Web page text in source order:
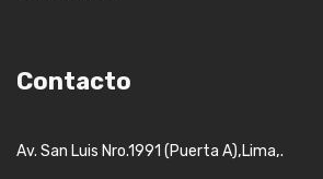
Contacto
Av. San Luis Nro.1991 (Puerta A),Lima,.